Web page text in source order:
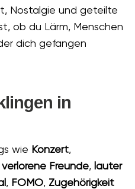
Nostalgie und geteilte
ob du Lärm, Menschen
dich gefangen
in
wie Konzert,
verlorene Freunde, lauter
, FOMO, Zugehörigkeit